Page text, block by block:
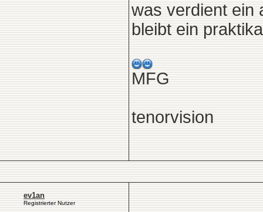
was verdient ein
bleibt ein
MFG
tenorvision
ev1an
Registrierter Nutzer